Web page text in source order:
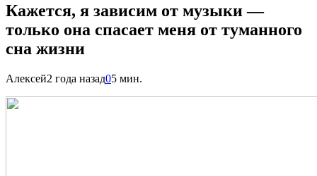
Кажется, я зависим от музыки —
только она спасает меня от туманного
сна жизни
Алексей2 года назад05 мин.